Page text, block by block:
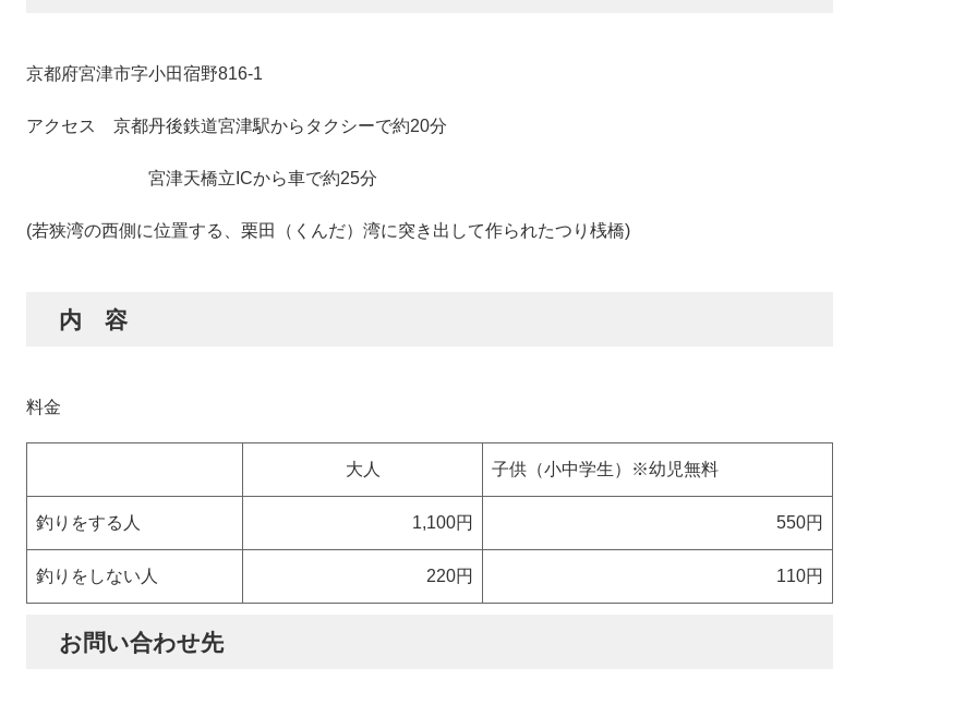
京都府宮津市字小田宿野816-1
アクセス 京都丹後鉄道宮津駅からタクシーで約20分
宮津天橋立ICから車で約25分
(若狭湾の西側に位置する、栗田（くんだ）湾に突き出して作られたつり桟橋)
内 容
料金
大人 子供（小中学生）※幼児無料
釣りをする人 1,100円 550円
釣りをしない人 220円 110円
お問い合わせ先